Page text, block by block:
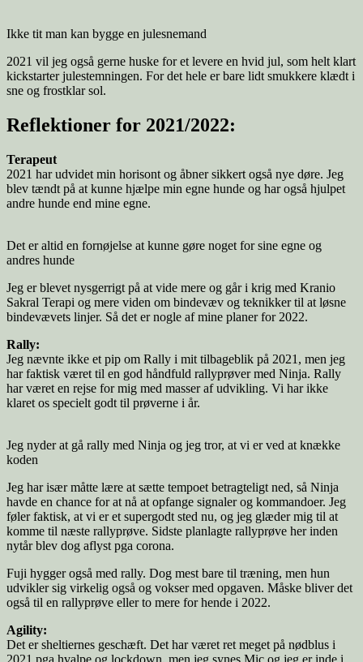
Ikke tit man kan bygge en julesnemand
2021 vil jeg også gerne huske for et levere en hvid jul, som helt klart
kickstarter julestemningen. For det hele er bare lidt smukkere klædt i
sne og frostklar sol.
Reflektioner for 2021/2022:
Terapeut
2021 har udvidet min horisont og åbner sikkert også nye døre. Jeg
blev tændt på at kunne hjælpe min egne hunde og har også hjulpet
andre hunde end mine egne.
Det er altid en fornøjelse at kunne gøre noget for sine egne og
andres hunde
Jeg er blevet nysgerrigt på at vide mere og går i krig med Kranio
Sakral Terapi og mere viden om bindevæv og teknikker til at løsne
bindevævets linjer. Så det er nogle af mine planer for 2022.
Rally:
Jeg nævnte ikke et pip om Rally i mit tilbageblik på 2021, men jeg
har faktisk været til en god håndfuld rallyprøver med Ninja. Rally
har været en rejse for mig med masser af udvikling. Vi har ikke
klaret os specielt godt til prøverne i år.
Jeg nyder at gå rally med Ninja og jeg tror, at vi er ved at knække
koden
Jeg har især måtte lære at sætte tempoet betragteligt ned, så Ninja
havde en chance for at nå at opfange signaler og kommandoer. Jeg
føler faktisk, at vi er et supergodt sted nu, og jeg glæder mig til at
komme til næste rallyprøve. Sidste planlagte rallyprøve her inden
nytår blev dog aflyst pga corona.
Fuji hygger også med rally. Dog mest bare til træning, men hun
udvikler sig virkelig også og vokser med opgaven. Måske bliver det
også til en rallyprøve eller to mere for hende i 2022.
Agility:
Det er sheltiernes geschæft. Det har været ret meget på nødblus i
2021 pga hvalpe og lockdown, men jeg synes Mic og jeg er inde i